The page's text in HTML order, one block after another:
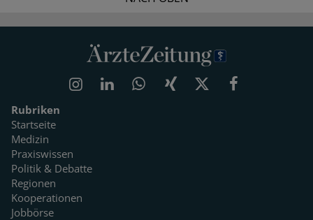
Rubriken
Startseite
Medizin
Praxiswissen
Politik & Debatte
Regionen
Kooperationen
Jobbörse